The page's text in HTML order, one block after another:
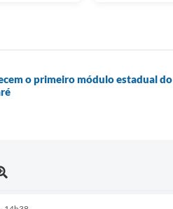
o primeiro módulo estadual do